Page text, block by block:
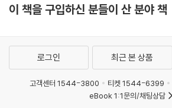
line + Content Revie
ne Practice
이 책을 구입하신 분들이 산 분야 책
로그인 최근 본 상품
고객센터 1544-3800 티켓 1544-6399
eBook 1:1문의/채팅상담